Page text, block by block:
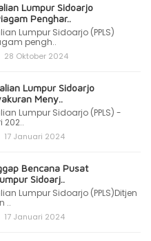
Lumpur Sidoarjo
Penghar..
Lumpur Sidoarjo (PPLS)
pengh..
28 Oktober 2024
Lumpur Sidoarjo
Meny..
Lumpur Sidoarjo (PPLS) -
202..
17 Januari 2024
Bencana Pusat
Sidoarj..
Lumpur Sidoarjo (PPLS)Ditjen
..
17 Januari 2024